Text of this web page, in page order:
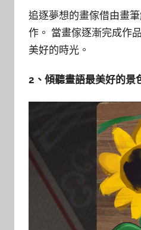
追逐夢想的畫傢借由畫
作。 當畫傢逐漸完成作
美好的時光。
2、傾聽畫語最美好的景